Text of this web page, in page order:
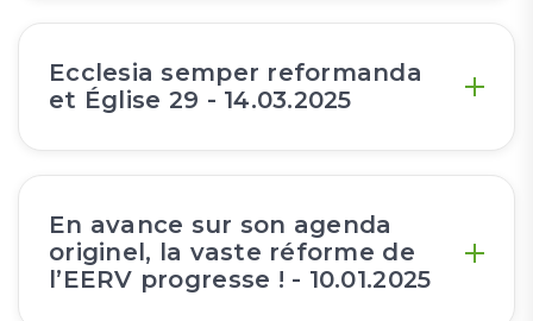
Ecclesia semper reformanda
et Église 29 - 14.03.2025
En avance sur son agenda
originel, la vaste réforme de
l’EERV progresse ! - 10.01.2025